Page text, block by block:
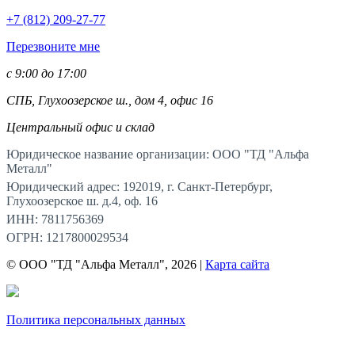
+7 (812) 209-27-77
Перезвоните мне
с 9:00 до 17:00
СПБ, Глухоозерское ш., дом 4, офис 16
Центральный офис и склад
Юридическое название организации: ООО "ТД "Альфа
Металл"
Юридический адрес: 192019, г. Санкт-Петербург,
Глухоозерское ш. д.4, оф. 16
ИНН: 7811756369
ОГРН: 1217800029534
© ООО "ТД "Альфа Металл", 2026 | Карта сайта
Политика персональных данных